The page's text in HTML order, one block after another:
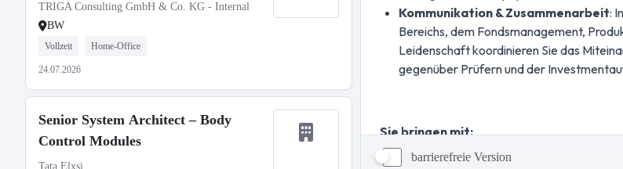
TRIGA Consulting GmbH & Co. KG - Internal
BW
Vollzeit Home-Office
24.07.2026
Senior System Architect – Body
Control Modules
Tata Elxsi
barrierefreie Version